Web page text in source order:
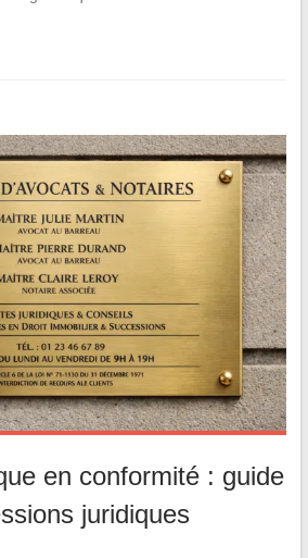
en conformité : guide
juridiques